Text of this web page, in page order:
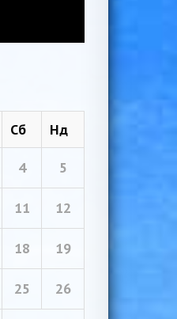
Сб Нд
4 5
11 12
18 19
25 26